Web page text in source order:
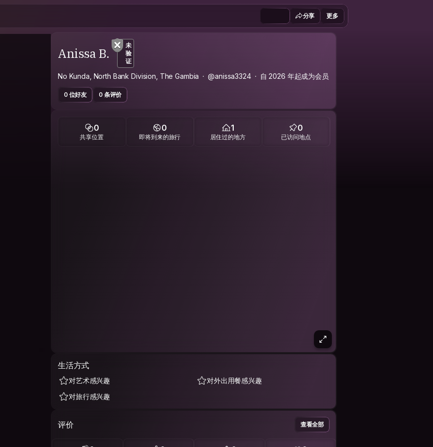
分享 更多
Anissa B.
未
验
证
No Kunda, North Bank Division, The Gambia @anissa3324 自 2026 年起成为会员
0 位好友 0 条评价
0
共享位置
0
即将到来的旅行
1
居住过的地方
0
已访问地点
生活方式
对艺术感兴趣
对外出用餐感兴趣
对旅行感兴趣
评价 查看全部